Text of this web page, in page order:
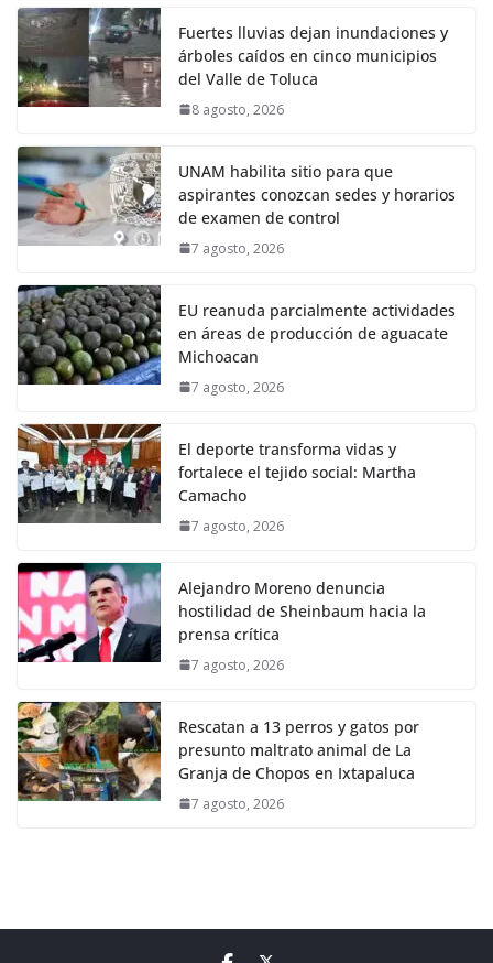
Fuertes lluvias dejan inundaciones y
árboles caídos en cinco municipios
del Valle de Toluca
8 agosto, 2026
UNAM habilita sitio para que
aspirantes conozcan sedes y horarios
de examen de control
7 agosto, 2026
EU reanuda parcialmente actividades
en áreas de producción de aguacate
Michoacan
7 agosto, 2026
El deporte transforma vidas y
fortalece el tejido social: Martha
Camacho
7 agosto, 2026
Alejandro Moreno denuncia
hostilidad de Sheinbaum hacia la
prensa crítica
7 agosto, 2026
Rescatan a 13 perros y gatos por
presunto maltrato animal de La
Granja de Chopos en Ixtapaluca
7 agosto, 2026